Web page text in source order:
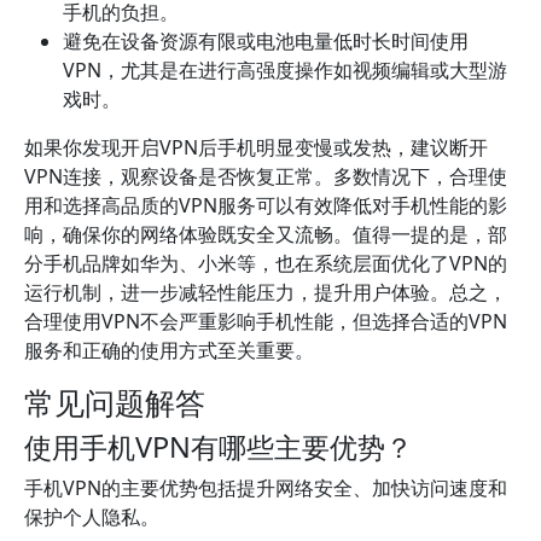
手机的负担。
避免在设备资源有限或电池电量低时长时间使用
VPN，尤其是在进行高强度操作如视频编辑或大型游
戏时。
如果你发现开启VPN后手机明显变慢或发热，建议断开
VPN连接，观察设备是否恢复正常。多数情况下，合理使
用和选择高品质的VPN服务可以有效降低对手机性能的影
响，确保你的网络体验既安全又流畅。值得一提的是，部
分手机品牌如华为、小米等，也在系统层面优化了VPN的
运行机制，进一步减轻性能压力，提升用户体验。总之，
合理使用VPN不会严重影响手机性能，但选择合适的VPN
服务和正确的使用方式至关重要。
常见问题解答
使用手机VPN有哪些主要优势？
手机VPN的主要优势包括提升网络安全、加快访问速度和
保护个人隐私。